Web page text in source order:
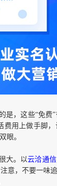
是，这些“免
用上做手脚
眼。
大。以云洽通信
意，不要一味